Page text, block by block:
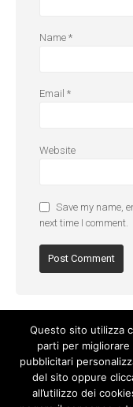
Name *
Email *
Website
Save my name,
next time I comment.
Questo sito utilizza
parti per
pubblicitari
del sito oppure
all’utilizzo dei